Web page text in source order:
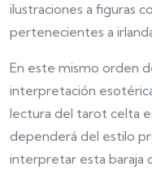
ilustraciones a figuras
pertenecientes a
En este mismo orden
interpretación
lectura del tarot celta
dependerá del estilo
interpretar esta baraja